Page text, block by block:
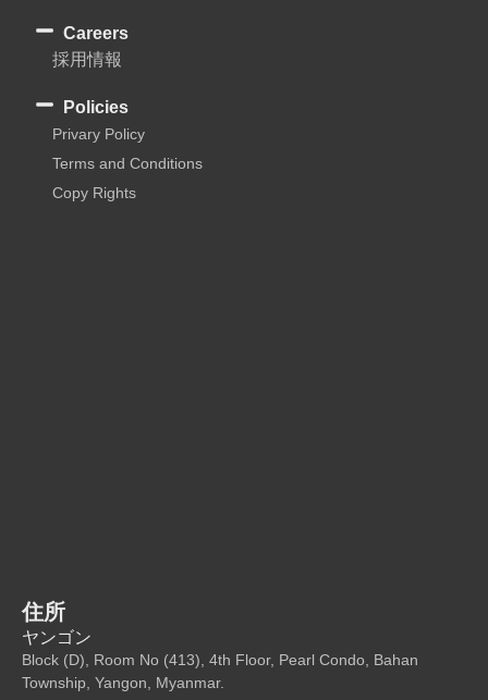
Careers
採用情報
Policies
Privary Policy
Terms and Conditions
Copy Rights
住所
ヤンゴン
Block (D), Room No (413), 4th Floor, Pearl Condo, Bahan
Township, Yangon, Myanmar.